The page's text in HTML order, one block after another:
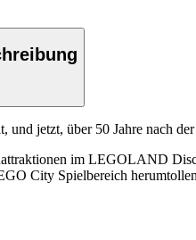
und jetzt, über 50 Jahre nach
im LEGOLAND
City Spielbereich